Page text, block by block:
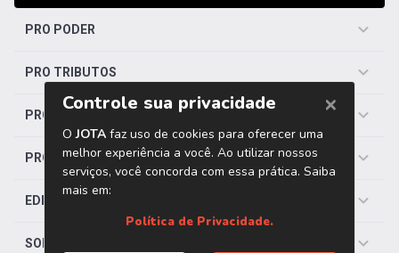
PRO PODER
PRO TRIBUTOS
PRO TRABALHISTA
PRO SAÚDE
EDITORIAS
SOBRE O JOTA